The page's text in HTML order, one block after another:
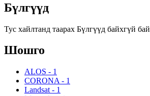
Бүлгүүд
Тус хайлтанд таарах Бүлгүүд байхгүй
Шошго
ALOS - 1
CORONA - 1
Landsat - 1